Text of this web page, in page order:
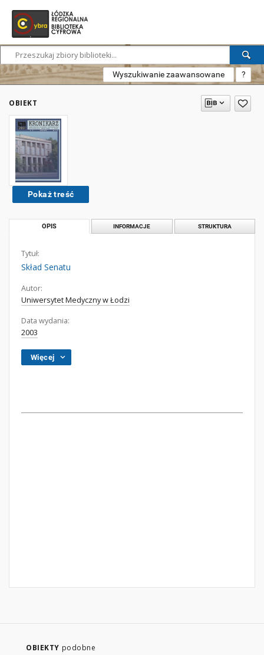
Wyszukiwanie zaawansowane ?
OBIEKT
Pokaż treść
OPIS INFORMACJE STRUKTURA
Tytuł:
Skład Senatu
Autor:
Uniwersytet Medyczny w Łodzi
Data wydania:
2003
Więcej
OBIEKTY podobne